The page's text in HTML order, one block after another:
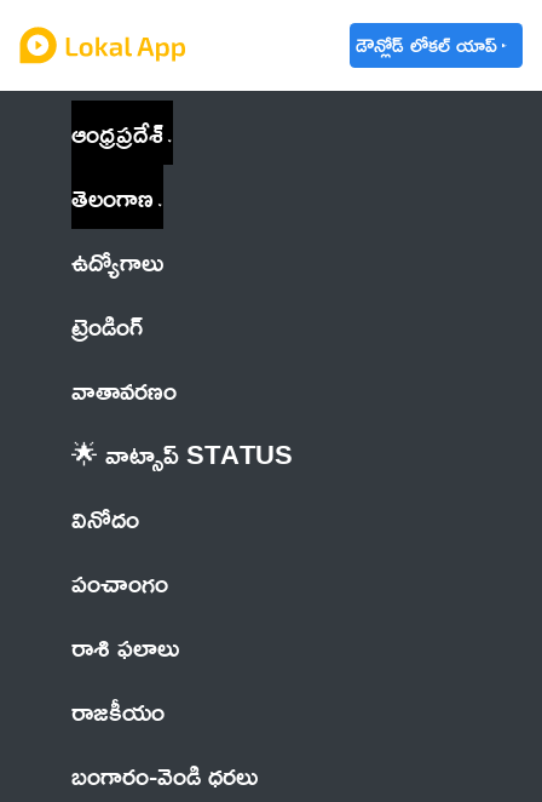
డౌన్లోడ్ లోకల్ యాప్
ఆంధ్రప్రదేశ్
తెలంగాణ
ఉద్యోగాలు
ట్రెండింగ్
వాతావరణం
🌟 వాట్సాప్ STATUS
వినోదం
పంచాంగం
రాశి ఫలాలు
రాజకీయం
బంగారం-వెండి ధరలు